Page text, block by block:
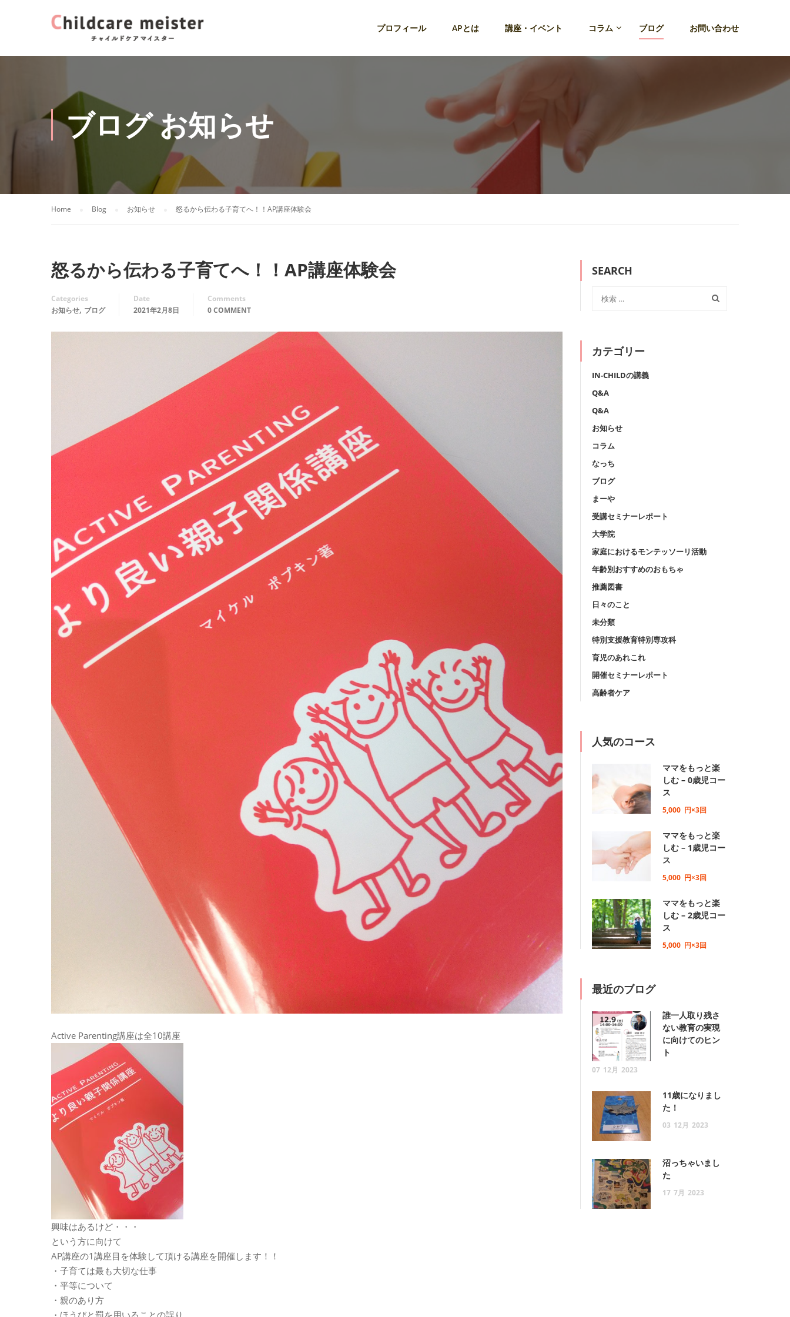
プロフィール APとは 講座・イベント コラム ブログ お問い合わせ
ブログ お知らせ
Home Blog お知らせ 怒るから伝わる子育てへ！！AP講座体験会
怒るから伝わる子育てへ！！AP講座体験会
Categories
お知らせ, ブログ
Date
2021年2月8日
Comments
0 COMMENT
Active Parenting講座は全10講座
興味はあるけど・・・
という方に向けて
AP講座の1講座目を体験して頂ける講座を開催します！！
・子育ては最も大切な仕事
・平等について
・親のあり方
・ほうびと罰を用いることの誤り
SEARCH
カテゴリー
IN-CHILDの講義
Q&A
Q&A
お知らせ
コラム
なっち
ブログ
まーや
受講セミナーレポート
大学院
家庭におけるモンテッソーリ活動
年齢別おすすめのおもちゃ
推薦図書
日々のこと
未分類
特別支援教育特別専攻科
育児のあれこれ
開催セミナーレポート
高齢者ケア
人気のコース
ママをもっと楽
しむ – 0歳児コー
ス
5,000 円×3回
ママをもっと楽
しむ – 1歳児コー
ス
5,000 円×3回
ママをもっと楽
しむ – 2歳児コー
ス
5,000 円×3回
最近のブログ
誰一人取り残さ
ない教育の実現
に向けてのヒン
ト
07 12月 2023
11歳になりまし
た！
03 12月 2023
沼っちゃいまし
た
17 7月 2023